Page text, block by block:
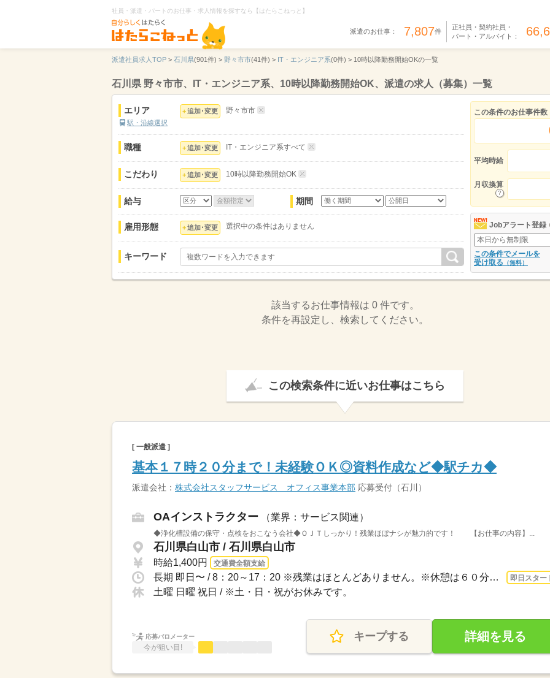
社員・派遣・パートのお仕事・求人情報を探すなら【はたらこねっと】
派遣のお仕事： 7,807件
正社員・契約社員・
パート・アルバイト：
派遣社員求人TOP > 石川県(901件) > 野々市市(41件) > IT・エンジニア系(0件) > 10時以降勤務開始OKの一覧
石川県 野々市市、IT・エンジニア系、10時以降勤務開始OK、派遣の求人（募集）一覧
エリア
駅・沿線選択
追加･変更 野々市市
職種 追加･変更 IT・エンジニア系すべて
こだわり 追加･変更 10時以降勤務開始OK
給与 期間
雇用形態 追加･変更 選択中の条件はありません
キーワード
この条件のお仕事件数
平均時給
月収換算
Jobアラート登録
この条件でメールを
受け取る （無料）
該当するお仕事情報は 0 件です。
条件を再設定し、検索してください。
この検索条件に近いお仕事はこちら
[ 一般派遣 ]
基本１７時２０分まで！未経験ＯＫ◎資料作成など◆駅チカ◆
派遣会社： 株式会社スタッフサービス オフィス事業本部 応募受付（石川）
OAインストラクター （業界：サービス関連）
◆浄化槽設備の保守・点検をおこなう会社◆ＯＪＴしっかり！残業ほぼナシが魅力的です！ 【お仕事の内容】...
石川県白山市 / 石川県白山市
時給1,400円 交通費全額支給
長期 即日〜 / 8：20～17：20 ※残業はほとんどありません。※休憩は６０分です。 即日スター
土曜 日曜 祝日 / ※土・日・祝がお休みです。
応募バロメーター
今が狙い目!
キープする 詳細を見る